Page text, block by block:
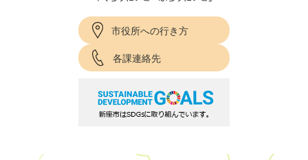
市役所への行き方
各課連絡先